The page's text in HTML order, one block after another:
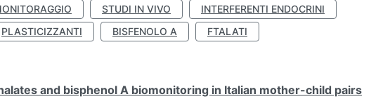
STUDI IN VIVO
INTERFERENTI ENDOCRINI
PLASTICIZZANTI BISFENOLO A
FTALATI
and bisphenol A biomonitoring in Italian mother-child pairs